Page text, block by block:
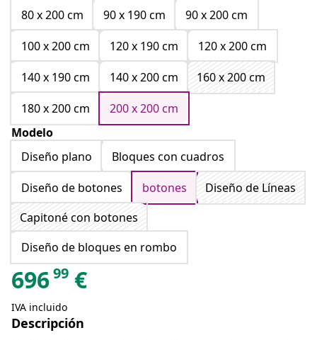
80 x 200 cm
90 x 190 cm
90 x 200 cm
100 x 200 cm
120 x 190 cm
120 x 200 cm
140 x 190 cm
140 x 200 cm
160 x 200 cm
180 x 200 cm
200 x 200 cm
Modelo
Diseño plano
Bloques con cuadros
Diseño de botones
botones
Diseño de Líneas
Capitoné con botones
Diseño de bloques en rombo
69699 €
IVA incluido
Descripción